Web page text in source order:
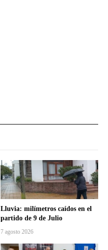
Lluvia: milímetros caídos en el
partido de 9 de Julio
7 agosto 2026